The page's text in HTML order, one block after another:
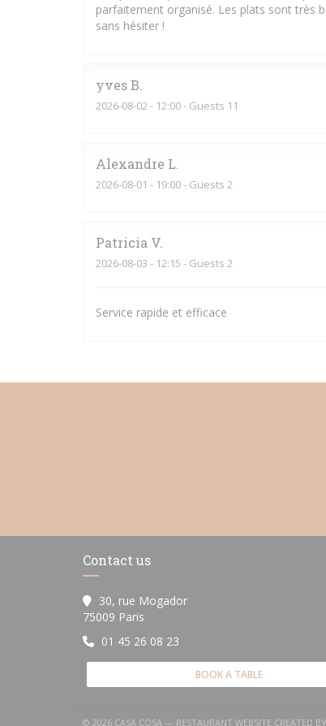
parfaitement organisé. Les plats sont très
sans hésiter !
yvesB
2026-08-02 - 12:00 - Guests 11
Alexandre L
2026-08-01 - 19:00 - Guests 2
Patricia V
2026-08-03 - 12:15 - Guests 2
Service rapide et efficace
Contact us
30, rue Mogador
75009 Paris
01 45 26 08 23
BOOK A TABLE
© 2026 CASA COSA — RESTAURANT WEBSITE CREATED BY